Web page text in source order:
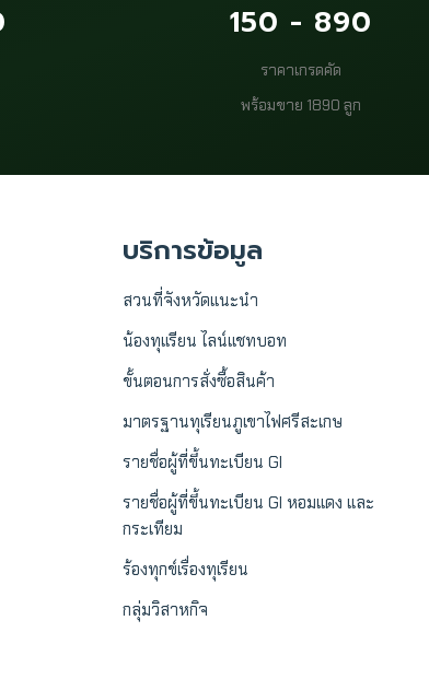
150 - 890
ราคาเกรดคัด
พร้อมขาย 1890 ลูก
บริการข้อมูล
สวนที่จังหวัดแนะนำ
น้องทุเเรียน ไลน์แชทบอท
ขั้นตอนการสั่งซื้อสินค้า
มาตรฐานทุเรียนภูเขาไฟศรีสะเกษ
รายชื่อผู้ที่ขึ้นทะเบียน GI
รายชื่อผู้ที่ขึ้นทะเบียน GI หอมแดง และ
กระเทียม
ร้องทุกข์เรื่องทุเรียน
กลุ่มวิสาหกิจ